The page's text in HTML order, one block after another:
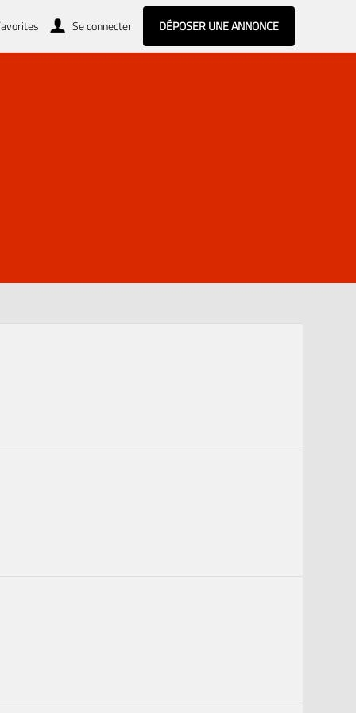
Se connecter DÉPOSER UNE ANNONCE